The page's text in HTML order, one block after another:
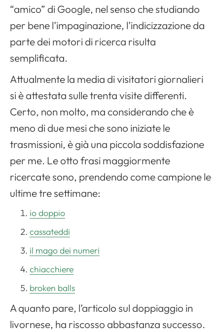
“amico” di Google, nel senso che studiando
per bene l’impaginazione, l’indicizzazione da
parte dei motori di ricerca risulta
semplificata.
Attualmente la media di visitatori giornalieri
si è attestata sulle trenta visite differenti.
Certo, non molto, ma considerando che è
meno di due mesi che sono iniziate le
trasmissioni, è già una piccola soddisfazione
per me. Le otto frasi maggiormente
ricercate sono, prendendo come campione le
ultime tre settimane:
io doppio
cassateddi
il mago dei numeri
chiacchiere
broken balls
A quanto pare, l’articolo sul doppiaggio in
livornese, ha riscosso abbastanza successo.